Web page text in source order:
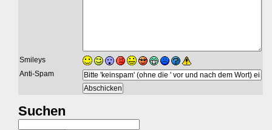
Smileys
Anti-Spam
Suchen